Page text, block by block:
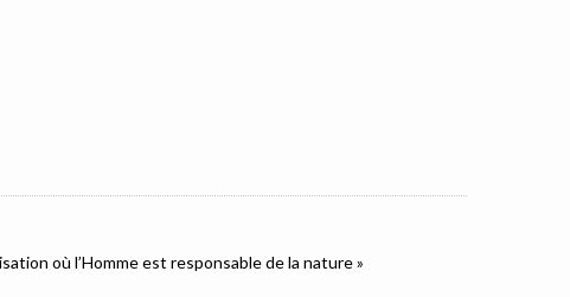
où l’Homme est responsable de la nature »